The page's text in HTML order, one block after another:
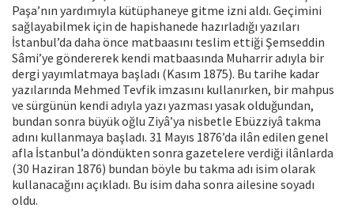
Paşa’nın yardımıyla kütüphaneye gitme izni aldı. Geçimini
sağlayabilmek için de hapishanede hazırladığı yazıları
İstanbul’da daha önce matbaasını teslim ettiği Şemseddin
Sâmi’ye göndererek kendi matbaasında Muharrir adıyla bir
dergi yayımlatmaya başladı (Kasım 1875). Bu tarihe kadar
yazılarında Mehmed Tevfik imzasını kullanırken, bir mahpus
ve sürgünün kendi adıyla yazı yazması yasak olduğundan,
bundan sonra büyük oğlu Ziyâ’ya nisbetle Ebüzziyâ takma
adını kullanmaya başladı. 31 Mayıs 1876’da ilân edilen genel
afla İstanbul’a döndükten sonra gazetelere verdiği ilânlarda
(30 Haziran 1876) bundan böyle bu takma adı isim olarak
kullanacağını açıkladı. Bu isim daha sonra ailesine soyadı
oldu.